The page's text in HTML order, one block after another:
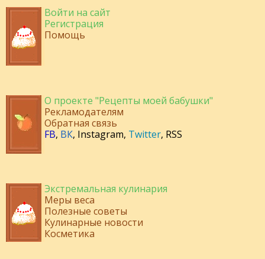
Войти на сайт
Регистрация
Помощь
О проекте "Рецепты моей бабушки"
Рекламодателям
Обратная связь
FB, ВК, Instagram, Twitter, RSS
Экстремальная кулинария
Меры веса
Полезные советы
Кулинарные новости
Косметика